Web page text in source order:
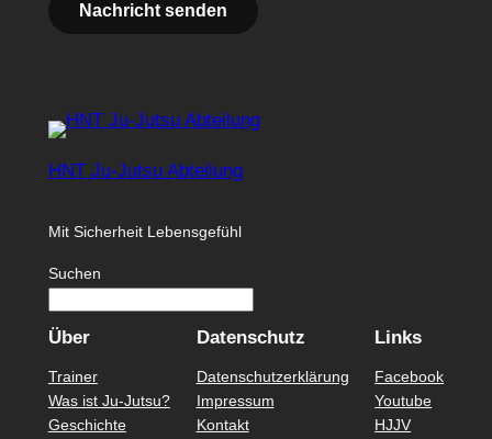
HNT Ju-Jutsu Abteilung
Mit Sicherheit Lebensgefühl
Suchen
Über
Trainer
Was ist Ju-Jutsu?
Geschichte
Datenschutz
Datenschutzerklärung
Impressum
Kontakt
Links
Facebook
Youtube
HJJV